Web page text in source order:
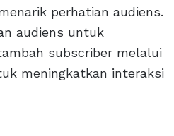
perhatian audiens.
audiens untuk
subscriber melalui
meningkatkan interaksi